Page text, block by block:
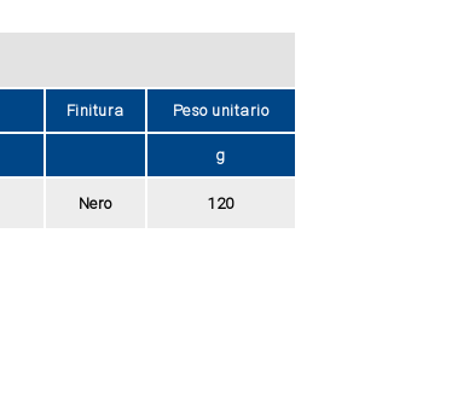
Finitura Peso unitario
g
Nero 120